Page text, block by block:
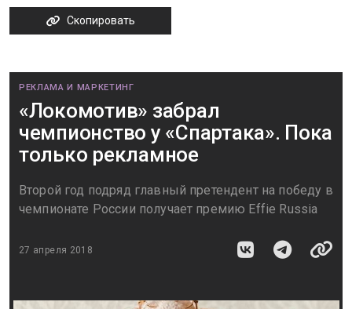
Скопировать
РЕКЛАМА И МАРКЕТИНГ
«Локомотив» забрал
чемпионство у «Спартака». Пока
только рекламное
Второй год подряд главный претендент на победу в
чемпионате России получает премию Effie Russia
27 апреля 2018